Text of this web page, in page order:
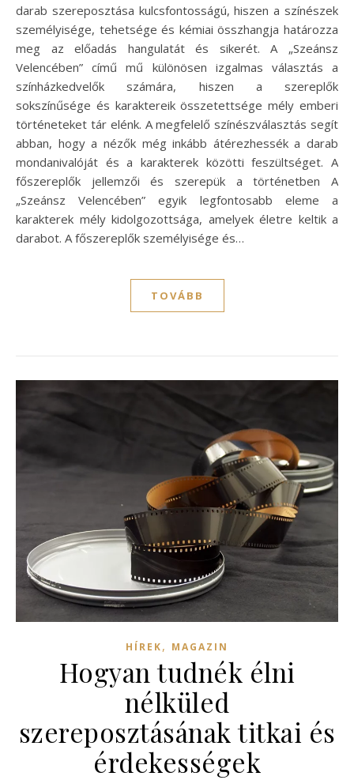
darab szereposztása kulcsfontosságú, hiszen a színészek
személyisége, tehetsége és kémiai összhangja határozza
meg az előadás hangulatát és sikerét. A „Szeánsz
Velencében” című mű különösen izgalmas választás a
színházkedvelők számára, hiszen a szereplők
sokszínűsége és karaktereik összetettsége mély emberi
történeteket tár elénk. A megfelelő színészválasztás segít
abban, hogy a nézők még inkább átérezhessék a darab
mondanivalóját és a karakterek közötti feszültséget. A
főszereplők jellemzői és szerepük a történetben A
„Szeánsz Velencében” egyik legfontosabb eleme a
karakterek mély kidolgozottsága, amelyek életre keltik a
darabot. A főszereplők személyisége és…
TOVÁBB
HÍREK, MAGAZIN
Hogyan tudnék élni
nélküled
szereposztásának titkai és
érdekességek